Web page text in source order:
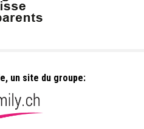
un site du groupe: